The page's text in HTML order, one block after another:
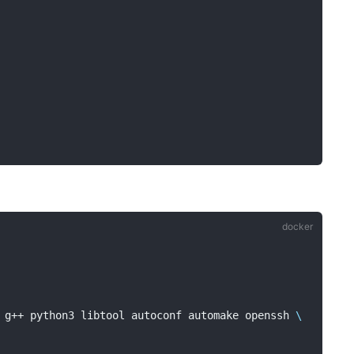
python3 libtool autoconf automake openssh
\